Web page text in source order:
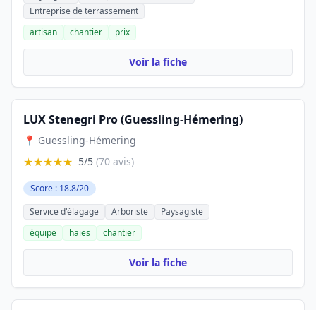
Entreprise de terrassement
artisan
chantier prix
Voir la fiche
LUX Stenegri Pro (Guessling-Hémering)
📍 Guessling-Hémering
★★★★★ 5/5 (70 avis)
Score : 18.8/20
Service d'élagage
Arboriste
Paysagiste
équipe
haies chantier
Voir la fiche